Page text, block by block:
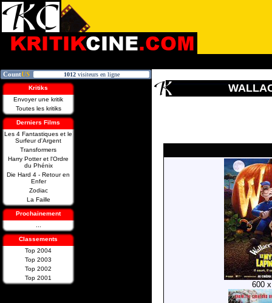
Kritiks
Envoyer une kritik
Toutes les kritiks
Derniers Films
Les 4 Fantastiques et le
Surfeur d'Argent
Transformers
Harry Potter et l'Ordre
du Phénix
Die Hard 4 - Retour en
Enfer
Zodiac
La Faille
Prochainement
Classements
Top 2004
Top 2003
Top 2002
Top 2001
600